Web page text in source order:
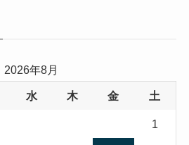
2026年8月
水 木 金 土
1